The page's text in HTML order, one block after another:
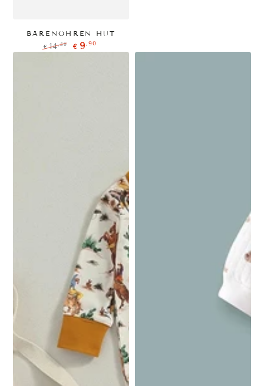
BÄRENOHREN HUT
Regulärer
€ 14,50
Verkaufspreis
€ 9,90